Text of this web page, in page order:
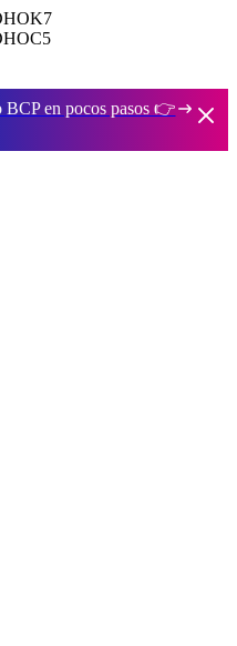
en pocos pasos 👉